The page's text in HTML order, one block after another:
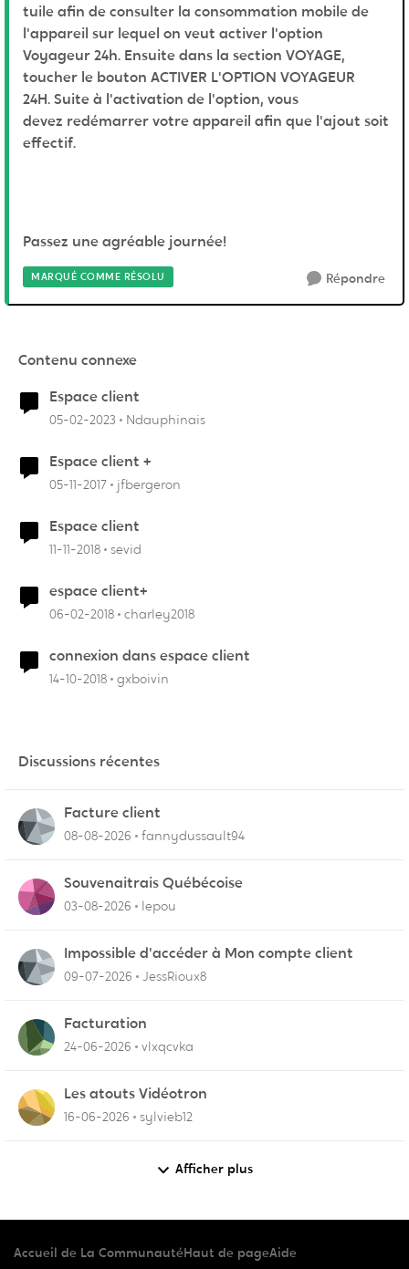
tuile afin de consulter la consommation mobile de
l'appareil sur lequel on veut activer l'option
Voyageur 24h. Ensuite dans la section VOYAGE,
toucher le bouton ACTIVER L'OPTION VOYAGEUR
24H. Suite à l'activation de l'option, vous
devez redémarrer votre appareil afin que l'ajout soit
effectif.
Passez une agréable journée!
MARQUÉ COMME RÉSOLU Répondre
Contenu connexe
Espace client
05-02-2023 Ndauphinais
Espace client +
05-11-2017 jfbergeron
Espace client
11-11-2018 sevid
espace client+
06-02-2018 charley2018
connexion dans espace client
14-10-2018 gxboivin
Discussions récentes
Facture client
08-08-2026 fannydussault94
Souvenaitrais Québécoise
03-08-2026 lepou
Impossible d'accéder à Mon compte client
09-07-2026 JessRioux8
Facturation
24-06-2026 vlxqcvka
Les atouts Vidéotron
16-06-2026 sylvieb12
Afficher plus
Accueil de La CommunautéHaut de pageAide